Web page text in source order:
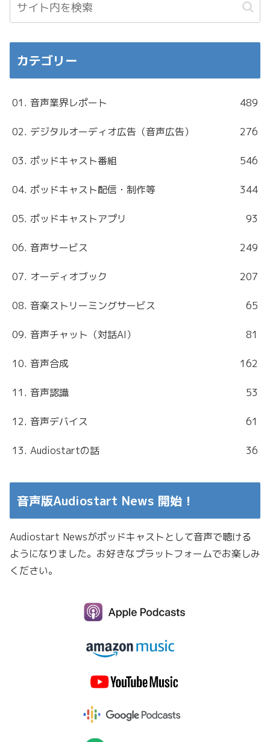
カテゴリー
01. 音声業界レポート 489
02. デジタルオーディオ広告（音声広告） 276
03. ポッドキャスト番組 546
04. ポッドキャスト配信・制作等 344
05. ポッドキャストアプリ 93
06. 音声サービス 249
07. オーディオブック 207
08. 音楽ストリーミングサービス 65
09. 音声チャット（対話AI） 81
10. 音声合成 162
11. 音声認識 53
12. 音声デバイス 61
13. Audiostartの話 36
音声版Audiostart News 開始！
Audiostart Newsがポッドキャストとして音声で聴ける
ようになりました。お好きなプラットフォームでお楽しみ
ください。